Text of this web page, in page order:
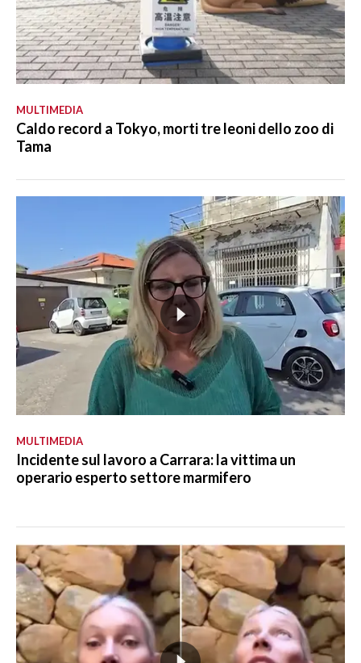
MULTIMEDIA
Caldo record a Tokyo, morti tre leoni dello zoo di
Tama
MULTIMEDIA
Incidente sul lavoro a Carrara: la vittima un
operario esperto settore marmifero